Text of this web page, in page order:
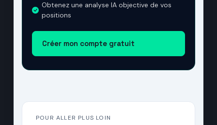
Obtenez une analyse IA objective de vos
positions
Créer mon compte gratuit
POUR ALLER PLUS LOIN